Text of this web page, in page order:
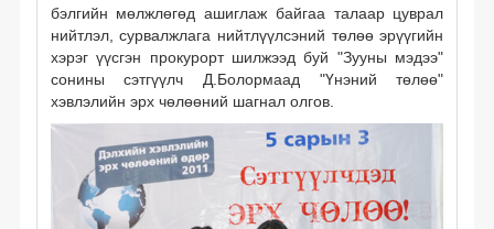
бэлгийн мөлжлөгөд ашиглаж байгаа талаар цуврал
нийтлэл, сурвалжлага нийтлүүлсэний төлөө эрүүгийн
хэрэг үүсгэн прокурорт шилжээд буй "Зууны мэдээ"
сонины сэтгүүлч Д.Болормаад "Үнэний төлөө"
хэвлэлийн эрх чөлөөний шагнал олгов.